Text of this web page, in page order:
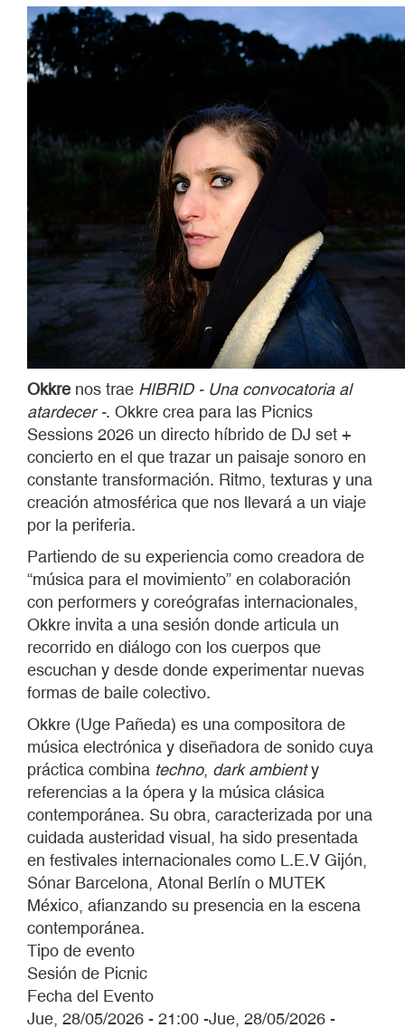
Okkre nos trae HIBRID - Una convocatoria al
atardecer -. Okkre crea para las Picnics
Sessions 2026 un directo híbrido de DJ set +
concierto en el que trazar un paisaje sonoro en
constante transformación. Ritmo, texturas y una
creación atmosférica que nos llevará a un viaje
por la periferia.
Partiendo de su experiencia como creadora de
“música para el movimiento” en colaboración
con performers y coreógrafas internacionales,
Okkre invita a una sesión donde articula un
recorrido en diálogo con los cuerpos que
escuchan y desde donde experimentar nuevas
formas de baile colectivo.
Okkre (Uge Pañeda) es una compositora de
música electrónica y diseñadora de sonido cuya
práctica combina techno, dark ambienty
referencias a la ópera y la música clásica
contemporánea. Su obra, caracterizada por una
cuidada austeridad visual, ha sido presentada
en festivales internacionales como L.E.V Gijón,
Sónar Barcelona, Atonal Berlín o MUTEK
México, afianzando su presencia en la escena
contemporánea.
Tipo de evento
Sesión de Picnic
Fecha del Evento
Jue, 28/05/2026 - 21:00 -Jue, 28/05/2026 -